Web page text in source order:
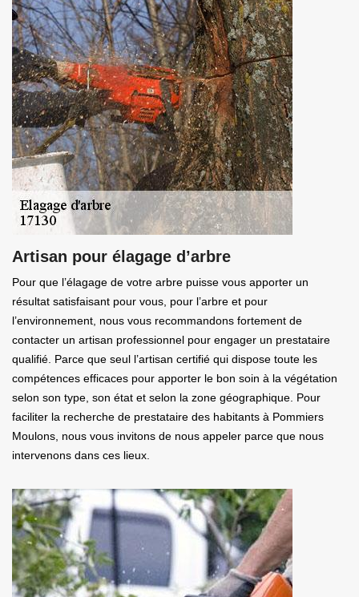
Artisan pour élagage d’arbre
Pour que l’élagage de votre arbre puisse vous apporter un
résultat satisfaisant pour vous, pour l’arbre et pour
l’environnement, nous vous recommandons fortement de
contacter un artisan professionnel pour engager un prestataire
qualifié. Parce que seul l’artisan certifié qui dispose toute les
compétences efficaces pour apporter le bon soin à la végétation
selon son type, son état et selon la zone géographique. Pour
faciliter la recherche de prestataire des habitants à Pommiers
Moulons, nous vous invitons de nous appeler parce que nous
intervenons dans ces lieux.